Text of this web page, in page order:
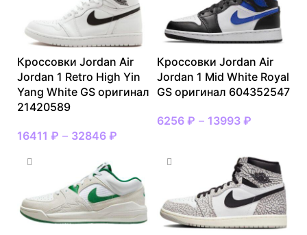
Кроссовки Jordan Air
Jordan 1 Retro High Yin
Yang White GS оригинал
21420589
16411 ₽ – 32846 ₽
Кроссовки Jordan Air
Jordan 1 Mid White Royal
GS оригинал 604352547
6256 ₽ – 13993 ₽